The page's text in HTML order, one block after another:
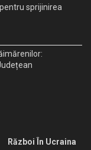
sprijinirea
Război În Ucraina